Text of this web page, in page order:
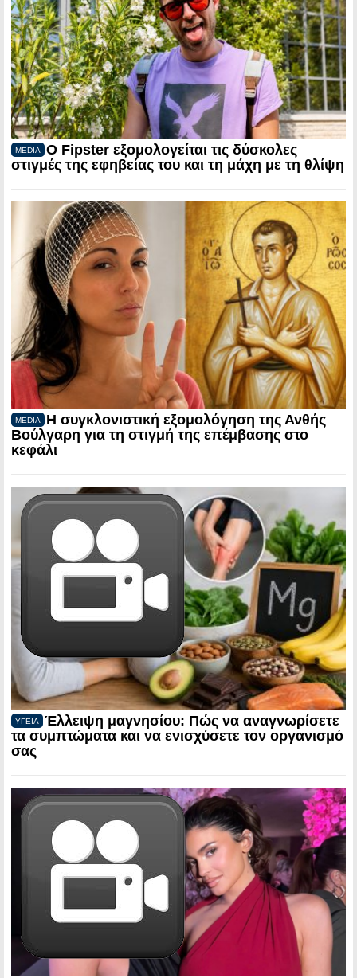
MEDIA
Ο Fipster εξομολογείται τις δύσκολες
στιγμές της εφηβείας του και τη μάχη με τη θλίψη
MEDIA
Η συγκλονιστική εξομολόγηση της Ανθής
Βούλγαρη για τη στιγμή της επέμβασης στο
κεφάλι
ΥΓΕΙΑ
Έλλειψη μαγνησίου: Πώς να αναγνωρίσετε
τα συμπτώματα και να ενισχύσετε τον οργανισμό
σας